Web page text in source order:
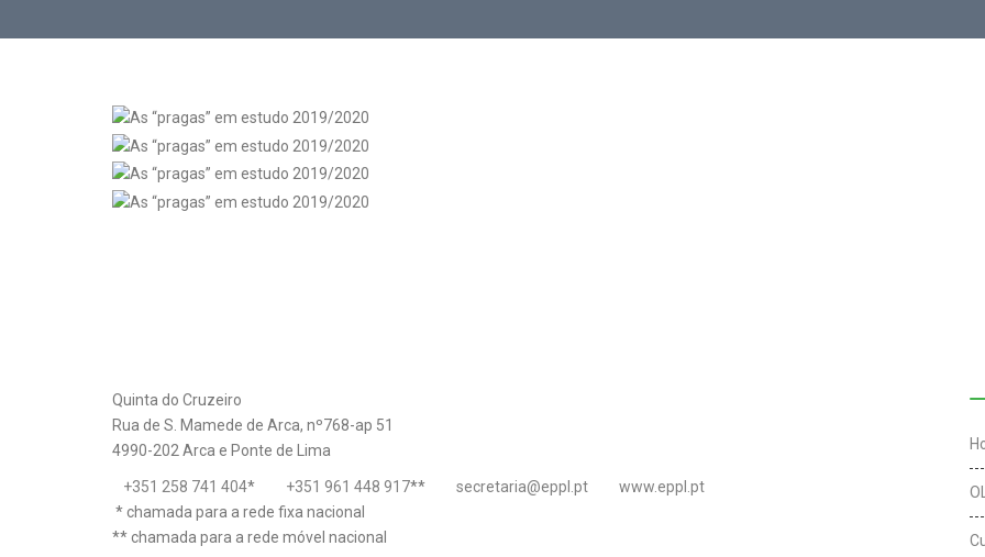
Quinta do Cruzeiro
Rua de S. Mamede de Arca, nº768-ap 51
4990-202 Arca e Ponte de Lima
+351 258 741 404* +351 961 448 917** secretaria@eppl.pt
www.eppl.pt
* chamada para a rede fixa nacional
** chamada para a rede móvel nacional